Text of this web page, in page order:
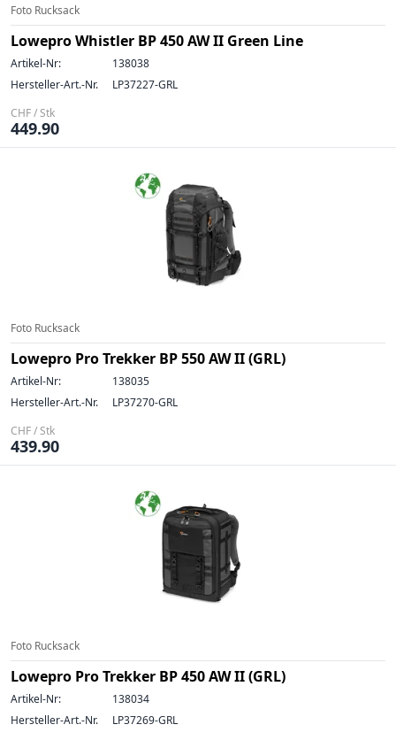
Foto Rucksack
Lowepro Whistler BP 450 AW II Green Line
Artikel-Nr:
138038
Hersteller-Art.-Nr.
LP37227-GRL
CHF / Stk
449.90
Foto Rucksack
Lowepro Pro Trekker BP 550 AW II (GRL)
Artikel-Nr:
138035
Hersteller-Art.-Nr.
LP37270-GRL
CHF / Stk
439.90
Foto Rucksack
Lowepro Pro Trekker BP 450 AW II (GRL)
Artikel-Nr:
138034
Hersteller-Art.-Nr.
LP37269-GRL